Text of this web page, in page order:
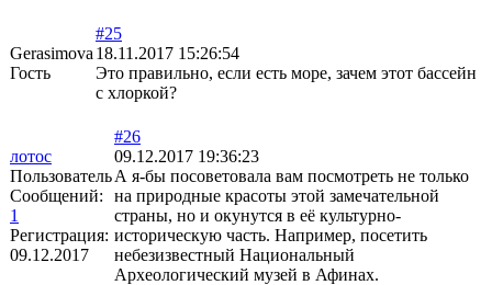
Gerasimova
Гость
#25
18.11.2017 15:26:54
Это правильно, если есть море, зачем этот бассейн
с хлоркой?
лотос
Пользователь
Сообщений:
1
Регистрация:
09.12.2017
#26
09.12.2017 19:36:23
А я-бы посоветовала вам посмотреть не только
на природные красоты этой замечательной
страны, но и окунутся в её культурно-
историческую часть. Например, посетить
небезизвестный Национальный
Археологический музей в Афинах.